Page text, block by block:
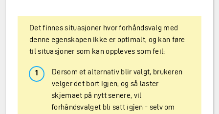
Det finnes situasjoner hvor forhåndsvalg med
denne egenskapen ikke er optimalt, og kan føre
til situasjoner som kan oppleves som feil:
Dersom et alternativ blir valgt, brukeren
velger det bort igjen, og så laster
skjemaet på nytt senere, vil
forhåndsvalget bli satt igjen - selv om